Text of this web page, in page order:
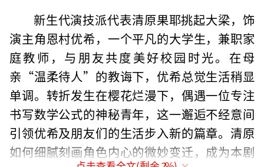
新生代演技派代表清原果耶挑起大梁，饰
演主角恩村优希，一个平凡的大学生，兼职家
庭教师，与朋友共度美好校园时光。在母
亲“温柔待人”的教诲下，优希总觉生活稍显
单调。转折发生在樱花烂漫下，偶遇一位专注
书写数学公式的神秘青年，这一邂逅不经意间
引领优希及朋友们的生活步入新的篇章。清原
如何细腻刻画角色内心的微妙变迁，成为本剧